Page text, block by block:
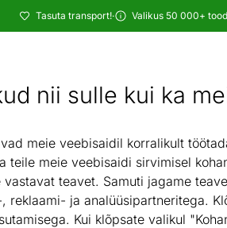
nii sulle kui ka
meie veebisaidil korralikult
teile meie veebisaidi sirvimisel
teavet. Samuti jagame
reklaami- ja analüüsipartneritega.
Kui klõpsate valikul
Tasuta transport!· Valikus 50 000+